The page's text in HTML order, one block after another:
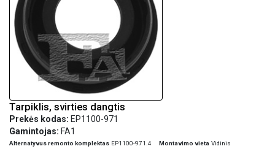
Tarpiklis, svirties dangtis
Prekės kodas: EP1100-971
Gamintojas: FA1
Alternatyvus remonto komplektas EP1100-971.4 Montavimo vieta Vidinis